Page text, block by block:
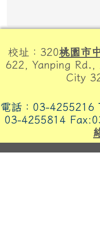
校址：320桃園市
622, Yanping
City
電話：03-
03-4255814